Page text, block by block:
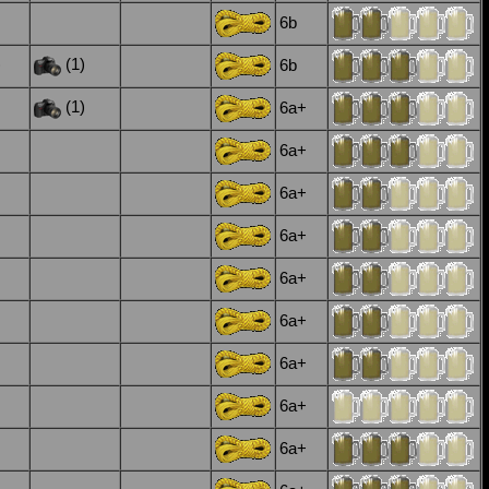
6b
(1) 6b
(1) 6a+
6a+
6a+
6a+
6a+
6a+
6a+
6a+
6a+